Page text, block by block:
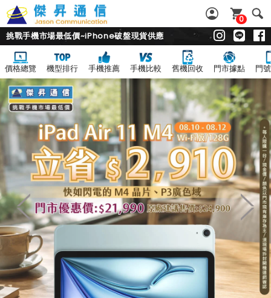
0
挑戰手機市場最低價~iPhone破盤現貨供應
價格總覽 機型排行 手機推薦 手機比較 舊機回收 門市據點 門